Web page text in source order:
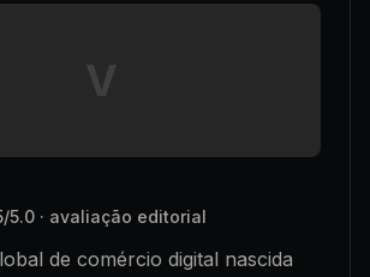
V
/5.0 · avaliação editorial
de comércio digital nascida